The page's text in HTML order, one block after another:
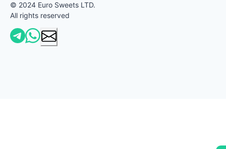
© 2024 Euro Sweets LTD.
All rights reserved